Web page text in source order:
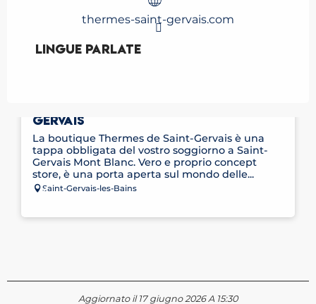
thermes-saint-gervais.com
Lingue parlate
Lingue parlate
GERVAIS
La boutique Thermes de Saint-Gervais è una
tappa obbligata del vostro soggiorno a Saint-
Gervais Mont Blanc. Vero e proprio concept
store, è una porta aperta sul mondo delle...
Saint-Gervais-les-Bains
Aggiornato il 17 giugno 2026 A 15:30